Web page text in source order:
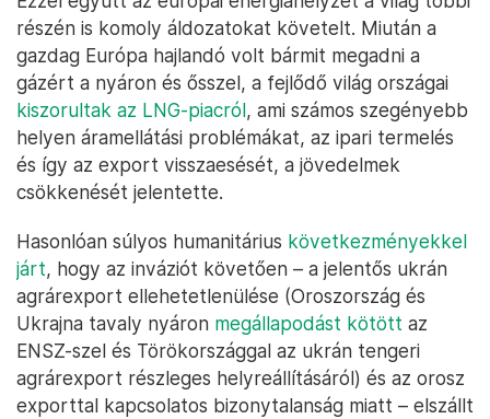
recesszióis elmarad,
és bár a növekedési kilátások nem rózsásak, ennek
okai – az amerikai kereslettől kezdve az európai
gazdaságok évtizedes strukturális gondjaiig –
messze túlmutatnak a háborún. Ezt jelzi, hogy 2023
elején a világgazdasági helyzet miatt az olyan,
Ukrajnától és Oroszországtól nagyon távoli
bezzegországok is recesszió felé tartanak, mint
Dél-KoreavagyTajvan.
Ezzel együtt az európai energiahelyzet a világ többi
részén is komoly áldozatokat követelt. Miután a
gazdag Európa hajlandó volt bármit megadni a
gázért a nyáron és ősszel, a fejlődő világ országai
kiszorultak az LNG-piacról, ami számos szegényebb